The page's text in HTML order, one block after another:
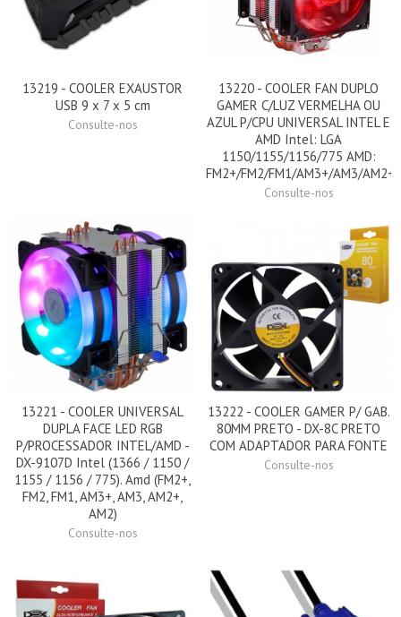
13219 - COOLER EXAUSTOR
USB 9 x 7 x 5 cm
Consulte-nos
13220 - COOLER FAN DUPLO
GAMER C/LUZ VERMELHA OU
AZUL P/CPU UNIVERSAL INTEL E
AMD Intel: LGA
1150/1155/1156/775 AMD:
FM2+/FM2/FM1/AM3+/AM3/
Consulte-nos
13221 - COOLER UNIVERSAL
DUPLA FACE LED RGB
P/PROCESSADOR INTEL/AMD -
DX-9107D Intel (1366 / 1150 /
1155 / 1156 / 775). Amd (FM2+,
FM2, FM1, AM3+, AM3, AM2+,
AM2)
Consulte-nos
13222 - COOLER GAMER P/ GAB.
80MM PRETO - DX-8C PRETO
COM ADAPTADOR PARA FONTE
Consulte-nos